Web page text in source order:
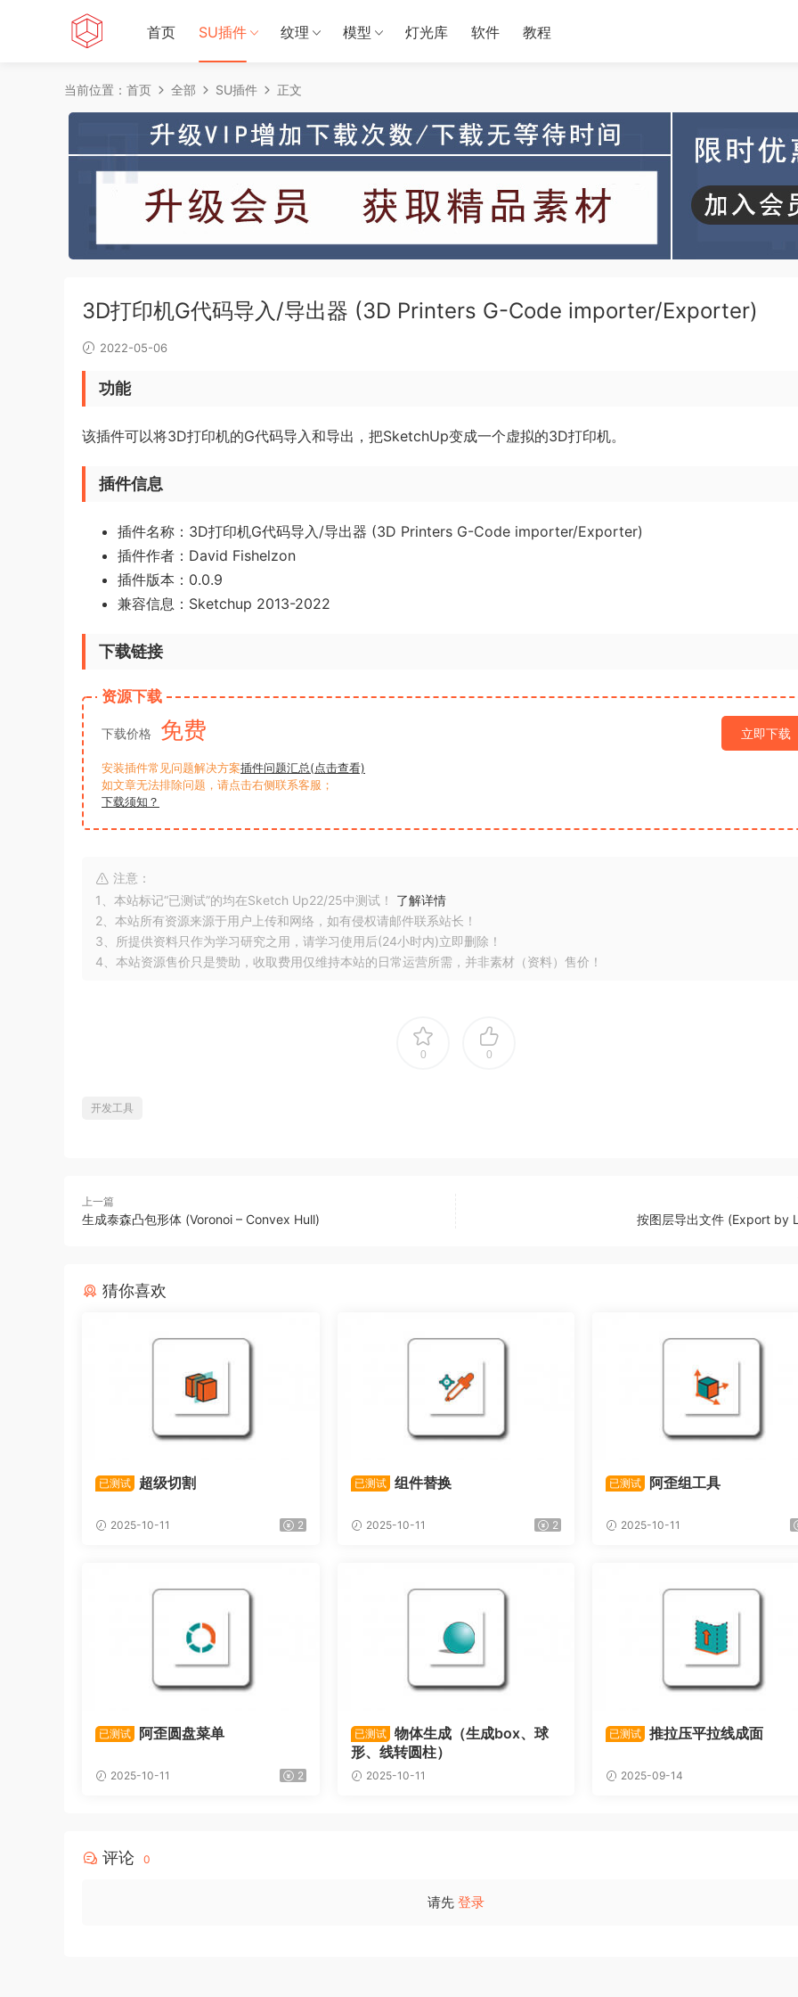
首页 SU插件 纹理 模型 灯光库 软件 教程
当前位置： 首页 全部 SU插件 正文
3D打印机G代码导入/导出器 (3D Printers G-Code importer/Exporter)
2022-05-06
功能
该插件可以将3D打印机的G代码导入和导出，把SketchUp变成一个虚拟的3D打印机。
插件信息
插件名称：3D打印机G代码导入/导出器 (3D Printers G-Code importer/Exporter)
插件作者：David Fishelzon
插件版本：0.0.9
兼容信息：Sketchup 2013-2022
下载链接
资源下载
下载价格 免费 立即下载
安装插件常见问题解决方案插件问题汇总(点击查看)
如文章无法排除问题，请点击右侧联系客服；
下载须知？
注意：
1、本站标记“已测试”的均在Sketch Up22/25中测试！ 了解详情
2、本站所有资源来源于用户上传和网络，如有侵权请邮件联系站长！
3、所提供资料只作为学习研究之用，请学习使用后(24小时内)立即删除！
4、本站资源售价只是赞助，收取费用仅维持本站的日常运营所需，并非素材（资料）售价！
0 0
开发工具
上一篇
生成泰森凸包形体 (Voronoi – Convex Hull) 按图层导出文件 (Export by
猜你喜欢
已测试 超级切割
2025-10-11 2
已测试 组件替换
2025-10-11 2
已测试 阿歪组工具
2025-10-11
已测试 阿歪圆盘菜单
2025-10-11 2
已测试
物体生成（生成box、球
形、线转圆柱）
2025-10-11
已测试 推拉压平拉线成面
2025-09-14
评论 0
请先 登录